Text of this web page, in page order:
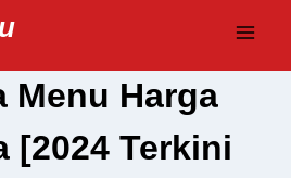
Menu Harga
[2024 Terkini